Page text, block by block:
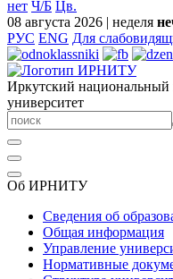
нет Ч/Б Цв.
08 августа 2026 | неделя
РУС ENG Для
Иркутский национальный
университет
Об ИРНИТУ
Сведения об
Общая информация
Управление
Нормативные